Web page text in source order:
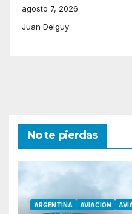
agosto 7, 2026
Juan Delguy
No te pierdas
ARGENTINA AVIACION